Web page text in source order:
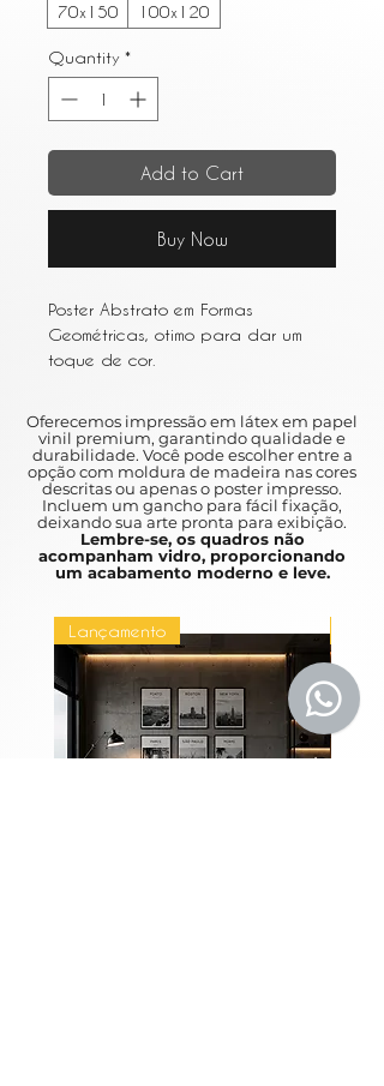
70x150
100x120
Quantity *
Add to Cart
Buy Now
Poster Abstrato em Formas
Geométricas, otimo para dar um
toque de cor.
Shapes, great for a touch of color.
Oferecemos impressão em látex em papel
vinil premium, garantindo qualidade e
durabilidade. Você pode escolher entre a
opção com moldura de madeira nas cores
descritas ou apenas o poster impresso.
Incluem um gancho para fácil fixação,
deixando sua arte pronta para exibição.
Lembre-se, os quadros não
acompanham vidro, proporcionando
um acabamento moderno e leve.
Lançamento